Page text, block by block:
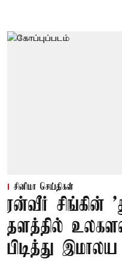
சினிமா செய்திகள்
ரன்வீர் சிங்கின்
தளத்தில்
பிடித்து